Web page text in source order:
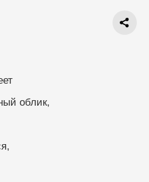
облик,